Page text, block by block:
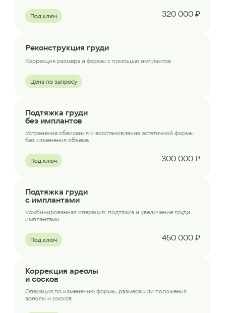
Под ключ 320 000 ₽
Реконструкция груди
Коррекция размера и формы с помощью имплантов
Цена по запросу
Подтяжка груди
без имплантов
Устранение обвисания и восстановление эстетичной формы
без изменения объема
Под ключ 300 000 ₽
Подтяжка груди
с имплантами
Комбинированная операция: подтяжка и увеличение груди
имплантами
Под ключ 450 000 ₽
Коррекция ареолы
и сосков
Операция по изменению формы, размера или положения
ареолы и сосков